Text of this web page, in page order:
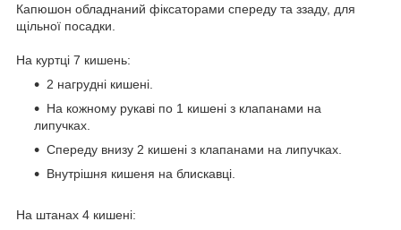
Капюшон обладнаний фіксаторами спереду та ззаду, для
щільної посадки.
На куртці 7 кишень:
2 нагрудні кишені.
На кожному рукаві по 1 кишені з клапанами на
липучках.
Спереду внизу 2 кишені з клапанами на липучках.
Внутрішня кишеня на блискавці.
На штанах 4 кишені: